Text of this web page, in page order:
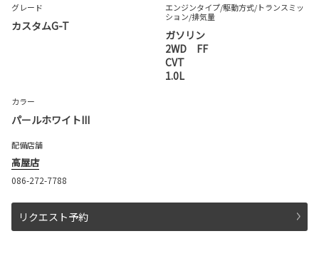
グレード
カスタムG-T
エンジンタイプ/駆動方式/トランスミッ
ション/排気量
ガソリン
2WD FF
CVT
1.0L
カラー
パールホワイトIII
配備店舗
高屋店
086-272-7788
リクエスト予約